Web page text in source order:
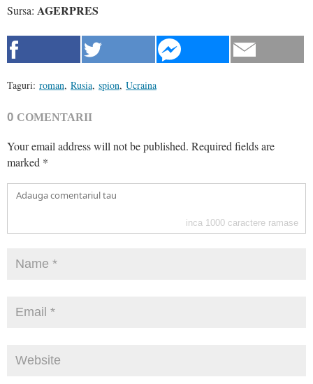
Sursa: AGERPRES
Taguri: roman, Rusia, spion, Ucraina
0 COMENTARII
Your email address will not be published. Required fields are
marked *
inca 1000 caractere ramase